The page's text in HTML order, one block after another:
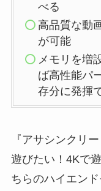
べる
高品質な動
が可能
メモリを増
ば高性能パ
存分に発揮
『アサシンクリ
遊びたい！4Kで
ちらのハイエンド